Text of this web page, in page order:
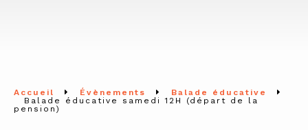
Accueil Évènements
Balade éducative
Balade éducative samedi 12H (départ de la
pension)